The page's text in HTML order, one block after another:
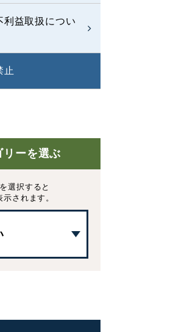
利益取扱につい
止
リーを選ぶ
選択すると
されます。